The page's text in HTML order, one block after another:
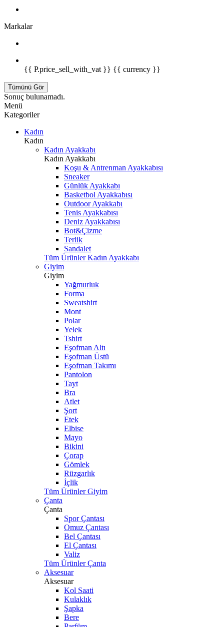
Markalar
{{ P.price_sell_with_vat }} {{ currency }}
Tümünü Gör
Sonuç bulunamadı.
Menü
Kategoriler
Kadın
Kadın
Kadın Ayakkabı
Kadın Ayakkabı
Koşu & Antrenman Ayakkabısı
Sneaker
Günlük Ayakkabı
Basketbol Ayakkabısı
Outdoor Ayakkabı
Tenis Ayakkabısı
Deniz Ayakkabısı
Bot&Çizme
Terlik
Sandalet
Tüm Ürünler Kadın Ayakkabı
Giyim
Giyim
Yağmurluk
Forma
Sweatshirt
Mont
Polar
Yelek
Tshirt
Eşofman Altı
Eşofman Üstü
Eşofman Takımı
Pantolon
Tayt
Bra
Atlet
Şort
Etek
Elbise
Mayo
Bikini
Çorap
Gömlek
Rüzgarlık
İçlik
Tüm Ürünler Giyim
Çanta
Çanta
Spor Çantası
Omuz Çantası
Bel Çantası
El Çantası
Valiz
Tüm Ürünler Çanta
Aksesuar
Aksesuar
Kol Saati
Kulaklık
Şapka
Bere